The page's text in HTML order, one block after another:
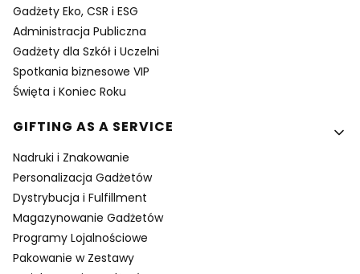
Gadżety Eko, CSR i ESG
Administracja Publiczna
Gadżety dla Szkół i Uczelni
Spotkania biznesowe VIP
Święta i Koniec Roku
GIFTING AS A SERVICE
Nadruki i Znakowanie
Personalizacja Gadżetów
Dystrybucja i Fulfillment
Magazynowanie Gadżetów
Programy Lojalnościowe
Pakowanie w Zestawy